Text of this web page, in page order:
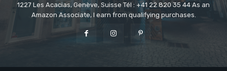
1227 Les Acacias, Genève, Suisse Tél : +41 22 820 35 44 As an
Amazon Associate, I earn from qualifying purchases.